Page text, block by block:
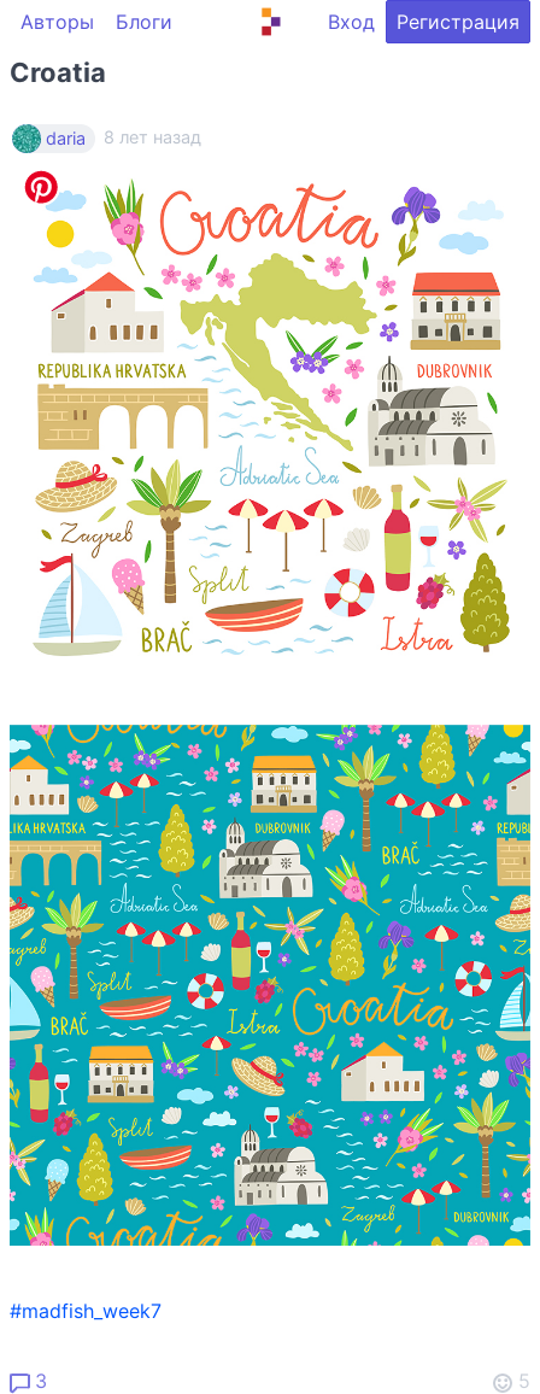
Авторы Блоги Вход Регистрация
Croatia
daria 8 лет назад
#madfish_week7
3 5